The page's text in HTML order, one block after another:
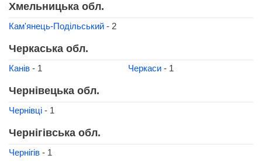
Хмельницька обл.
Кам'янець-Подільський - 2
Черкаська обл.
Канів - 1 Черкаси - 1
Чернівецька обл.
Чернівці - 1
Чернігівська обл.
Чернігів - 1